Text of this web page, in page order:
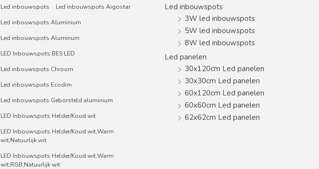
Led inbouwspots
Led inbouwspots Aigostar
Led inbouwspots Aluminium
Led inbouwspots Aluminum
LED Inbouwspots BES LED
Led inbouwspots Chroom
Led inbouwspots Ecodim
Led inbouwspots Geborsteld aluminium
LED Inbouwspots Helder/Koud wit
LED Inbouwspots Helder/Koud wit;Warm
wit;Natuurlijk wit
LED Inbouwspots Helder/Koud wit;Warm
wit;RGB;Natuurlijk wit
Led inbouwspots
3W led inbouwspots
5W led inbouwspots
8W led inbouwspots
Led panelen
30x120cm Led panelen
30x30cm Led panelen
60x120cm Led panelen
60x60cm Led panelen
62x62cm Led panelen